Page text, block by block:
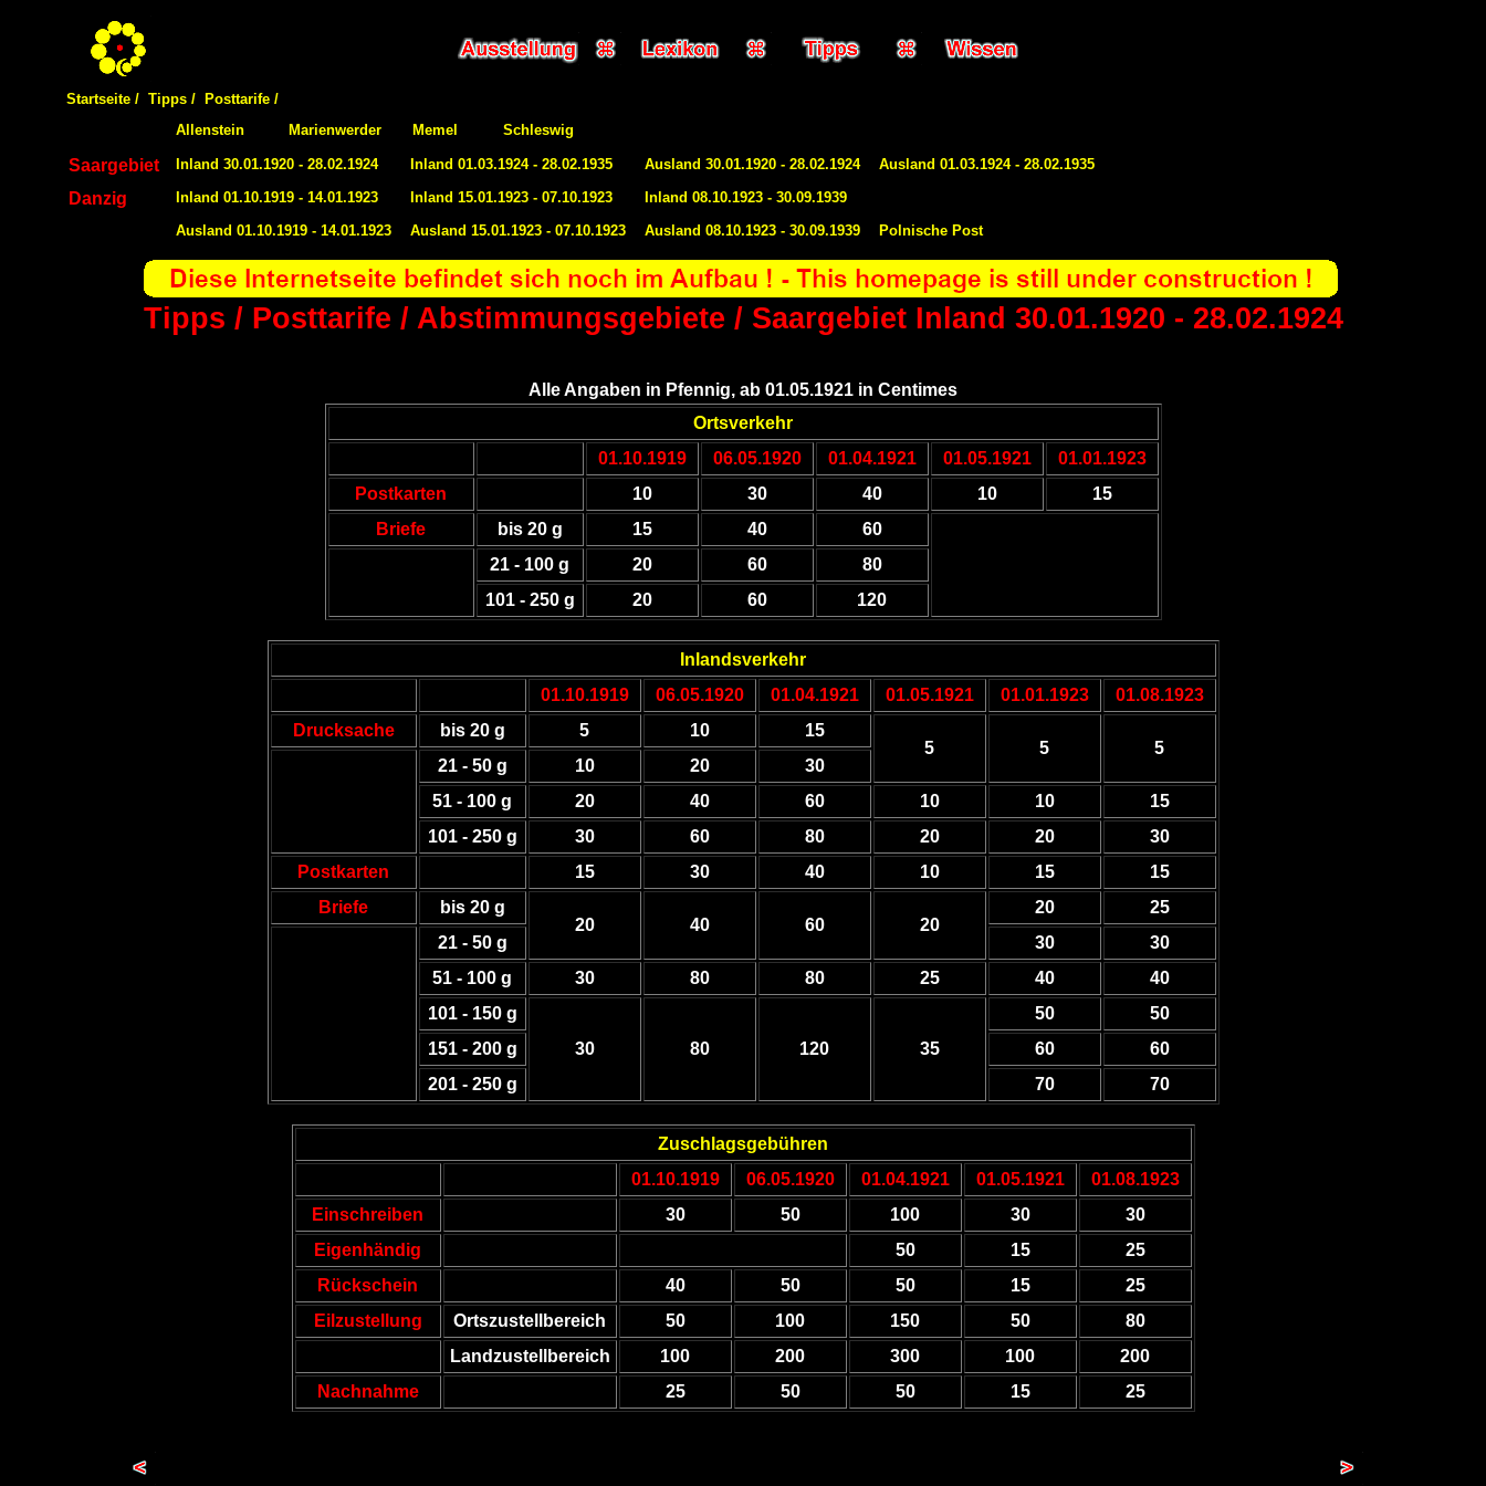
Startseite / Tipps /
Posttarife /
Allenstein
Marienwerder Memel Schleswig
Saargebiet Inland 30.01.1920 - 28.02.1924 Inland 01.03.1924 - 28.02.1935 Ausland 30.01.1920 - 28.02.1924 Ausland 01.03.1924 - 28.02.1935
Danzig Inland 01.10.1919 - 14.01.1923 Inland 15.01.1923 - 07.10.1923
Inland 08.10.1923 - 30.09.1939
Ausland 01.10.1919 - 14.01.1923
Ausland 15.01.1923 - 07.10.1923 Ausland 08.10.1923 - 30.09.1939 Polnische Post
Tipps / Posttarife / Abstimmungsgebiete / Saargebiet Inland 30.01.1920 - 28.02.1924
Alle Angaben in Pfennig, ab 01.05.1921 in Centimes
Ortsverkehr
01.10.1919
06.05.1920 01.04.1921 01.05.1921
01.01.1923
Postkarten
10 30 40 10
15
Briefe
bis 20 g 15 40
60
21 - 100 g
20 60
80
101 - 250 g
20 60 120
Inlandsverkehr
01.10.1919
06.05.1920 01.04.1921 01.05.1921 01.01.1923
01.08.1923
Drucksache
bis 20 g 5 10
15
5
5
5
21 - 50 g
10 20
30
51 - 100 g
20 40 60 10 10
15
101 - 250 g
30 60 80 20 20
30
Postkarten
15 30 40 10 15
15
Briefe
bis 20 g
20
40 60 20
20
25
21 - 50 g
30
30
51 - 100 g
30 80 80 25 40
40
101 - 150 g
30
80 120 35
50
50
151 - 200 g
60
60
201 - 250 g
70 70
Zuschlagsgebühren
01.10.1919
06.05.1920 01.04.1921 01.05.1921
01.08.1923
Einschreiben
30 50 100 30
30
Eigenhändig
50 15
25
Rückschein
40 50 50 15
25
Eilzustellung
Ortszustellbereich 50 100 150 50
80
Landzustellbereich
100 200 300 100
200
Nachnahme
25 50 50 15 25